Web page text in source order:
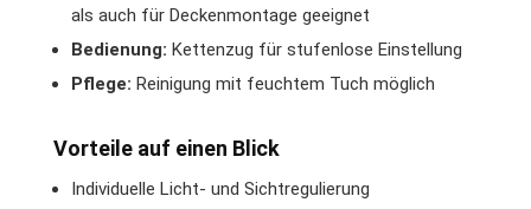
als auch für Deckenmontage geeignet
Bedienung: Kettenzug für stufenlose Einstellung
Pflege: Reinigung mit feuchtem Tuch möglich
Vorteile auf einen Blick
Individuelle Licht- und Sichtregulierung